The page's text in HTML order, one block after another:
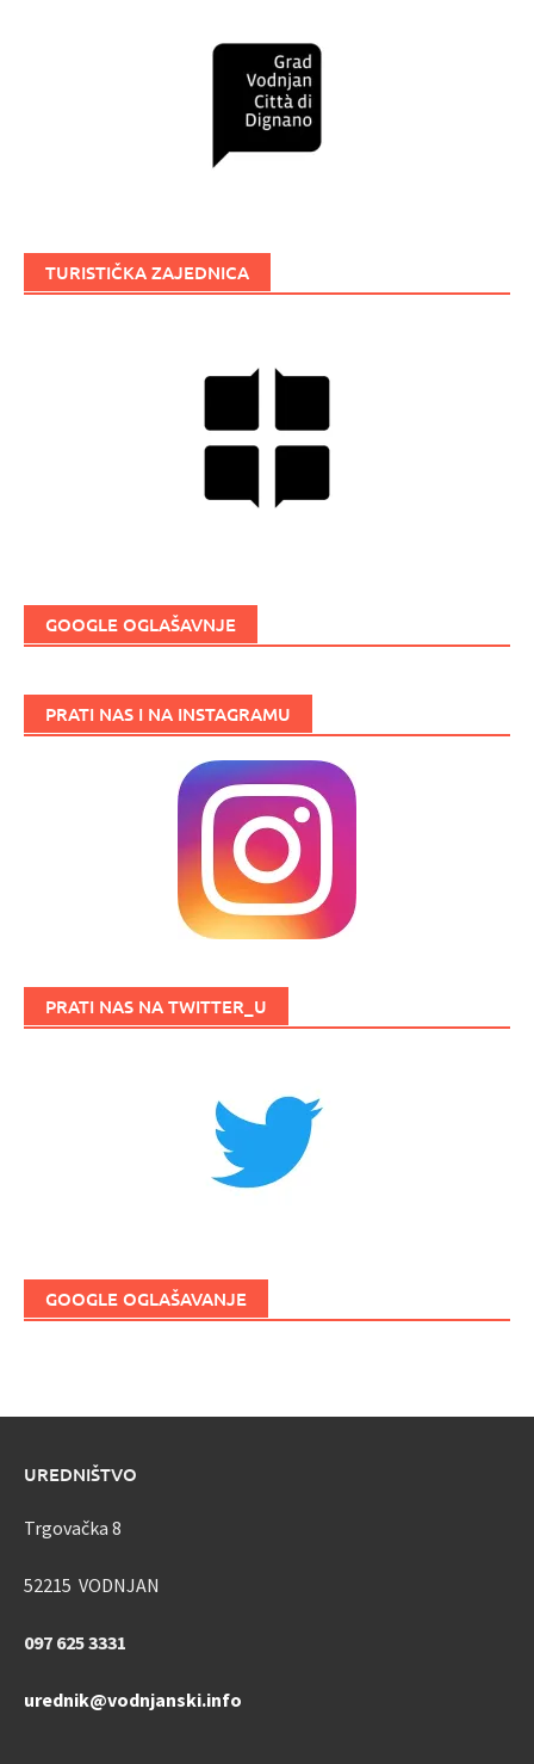
TURISTIČKA ZAJEDNICA
GOOGLE OGLAŠAVNJE
PRATI NAS I NA INSTAGRAMU
PRATI NAS NA TWITTER_U
GOOGLE OGLAŠAVANJE
UREDNIŠTVO
Trgovačka 8
52215 VODNJAN
097 625 3331
urednik@vodnjanski.info